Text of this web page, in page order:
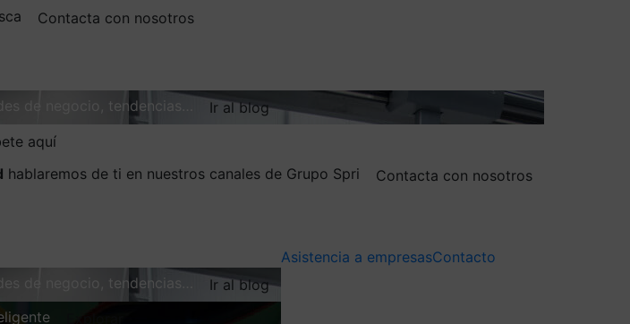
Contacta con nosotros
de negocio, tendencias…
Ir al blog
aquí
hablaremos de ti en nuestros canales de Grupo Spri
Contacta con nosotros
de negocio, tendencias…
Ir al blog
Asistencia a empresasContacto